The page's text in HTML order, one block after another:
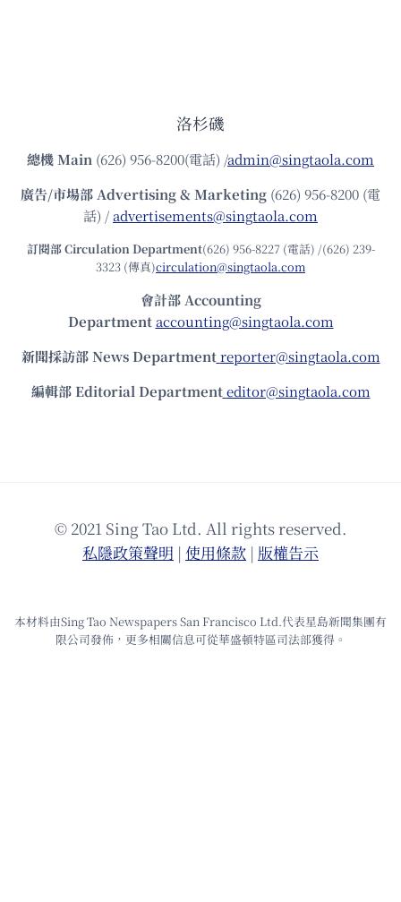
洛杉磯
總機Main (626) 956-8200(電話) /admin@singtaola.com
廣告/市場部Advertising & Marketing (626) 956-8200 (電
話) /advertisements@singtaola.com
訂閱部 Circulation Department(626) 956-8227 (電話) /(626) 239-
3323 (傳真)circulation@singtaola.com
會計部 Accounting
Department accounting@singtaola.com
新聞採訪部 News Department reporter@singtaola.com
編輯部 Editorial Department editor@singtaola.com
© 2021 Sing Tao Ltd. All rights reserved.
私隱政策聲明 | 使⽤條款 | 版權告⽰
本材料由Sing Tao Newspapers San Francisco Ltd.代表星島新聞集團有
限公司發佈，更多相關信息可從華盛頓特區司法部獲得。